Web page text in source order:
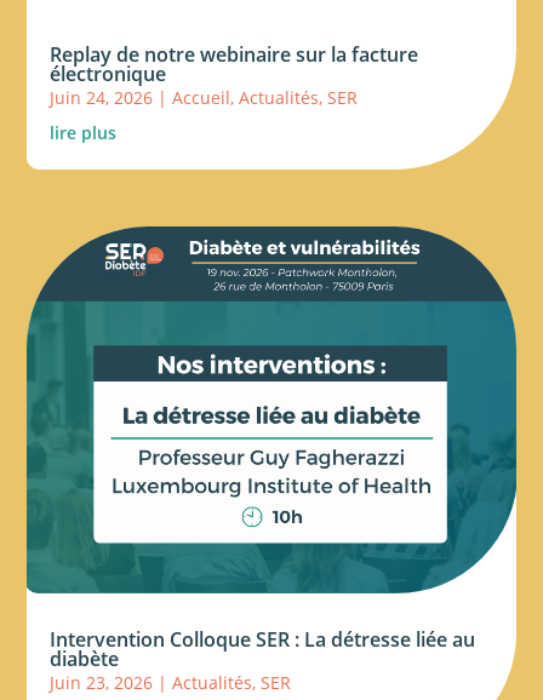
Replay de notre webinaire sur la facture
électronique
Juin 24, 2026 |Accueil,Actualités,SER
lire plus
Intervention Colloque SER : La détresse liée au
diabète
Juin 23, 2026 |Actualités,SER